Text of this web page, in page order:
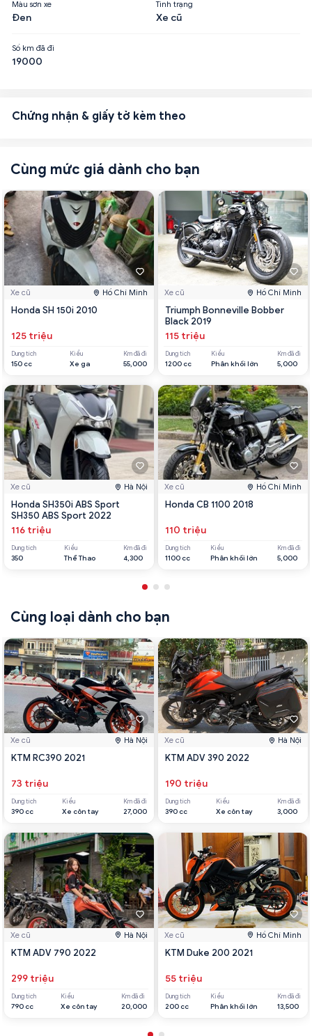
Màu sơn xe
Đen
Tình trạng
Xe cũ
Số km đã đi
19000
Chứng nhận & giấy tờ kèm theo
Cùng mức giá dành cho bạn
Xe cũ Hồ Chí Minh
Honda SH 150i 2010
125 triệu
Dung tích
150 cc
Kiểu
Xe ga
Km đã đi
55,000
Xe cũ Hà Nội
Honda SH350i ABS Sport
SH350 ABS Sport 2022
116 triệu
Dung tích
350
Kiểu
Thể Thao
Km đã đi
4,300
Xe cũ Hồ Chí Minh
Triumph Bonneville Bobber
Black 2019
115 triệu
Dung tích
1200 cc
Kiểu
Phân khối lớn
Km đã đi
5,000
Xe cũ Hồ Chí Minh
Honda CB 1100 2018
110 triệu
Dung tích
1100 cc
Kiểu
Phân khối lớn
Km đã đi
5,000
Cùng loại dành cho bạn
Xe cũ Hà Nội
KTM RC390 2021
73 triệu
Dung tích
390 cc
Kiểu
Xe côn tay
Km đã đi
27,000
Xe cũ Hà Nội
KTM ADV 790 2022
299 triệu
Dung tích
790 cc
Kiểu
Xe côn tay
Km đã đi
20,000
Xe cũ Hà Nội
KTM ADV 390 2022
190 triệu
Dung tích
390 cc
Kiểu
Xe côn tay
Km đã đi
3,000
Xe cũ Hồ Chí Minh
KTM Duke 200 2021
55 triệu
Dung tích
200 cc
Kiểu
Phân khối lớn
Km đã đi
13,500